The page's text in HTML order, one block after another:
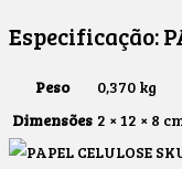
Especificação:
Peso
0,370 kg
Dimensões 2 × 12 × 8